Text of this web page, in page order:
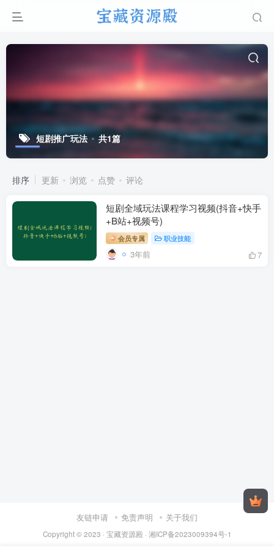
短剧推广玩法 共1篇
排序 更新 浏览 点赞 评论
短剧全域玩法课程学习视频(抖音+快手
+B站+视频号)
会员专属 职业技能
3年前 7
友链申请 免责声明 关于我们
Copyright © 2023 · 宝藏资源殿· 湘ICP备2023009394号-1